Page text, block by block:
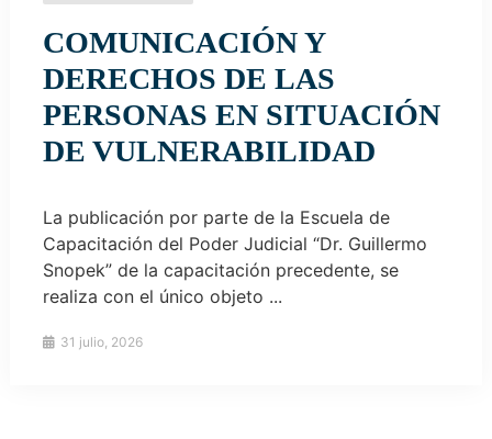
COMUNICACIÓN Y
DERECHOS DE LAS
PERSONAS EN SITUACIÓN
DE VULNERABILIDAD
La publicación por parte de la Escuela de
Capacitación del Poder Judicial “Dr. Guillermo
Snopek” de la capacitación precedente, se
realiza con el único objeto ...
31 julio, 2026